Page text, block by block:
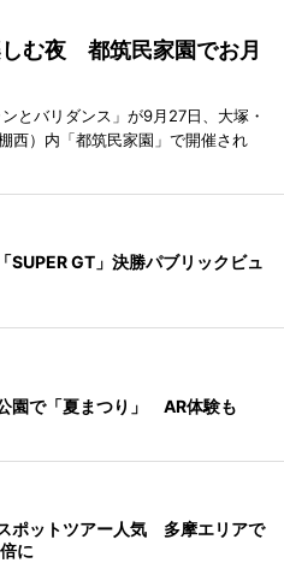
む夜 都筑民家園でお月
とバリダンス」が9月27日、大塚・
西）内「都筑民家園」で開催され
SUPER GT」決勝パブリックビュ
園で「夏まつり」 AR体験も
ポットツアー人気 多摩エリアで
に